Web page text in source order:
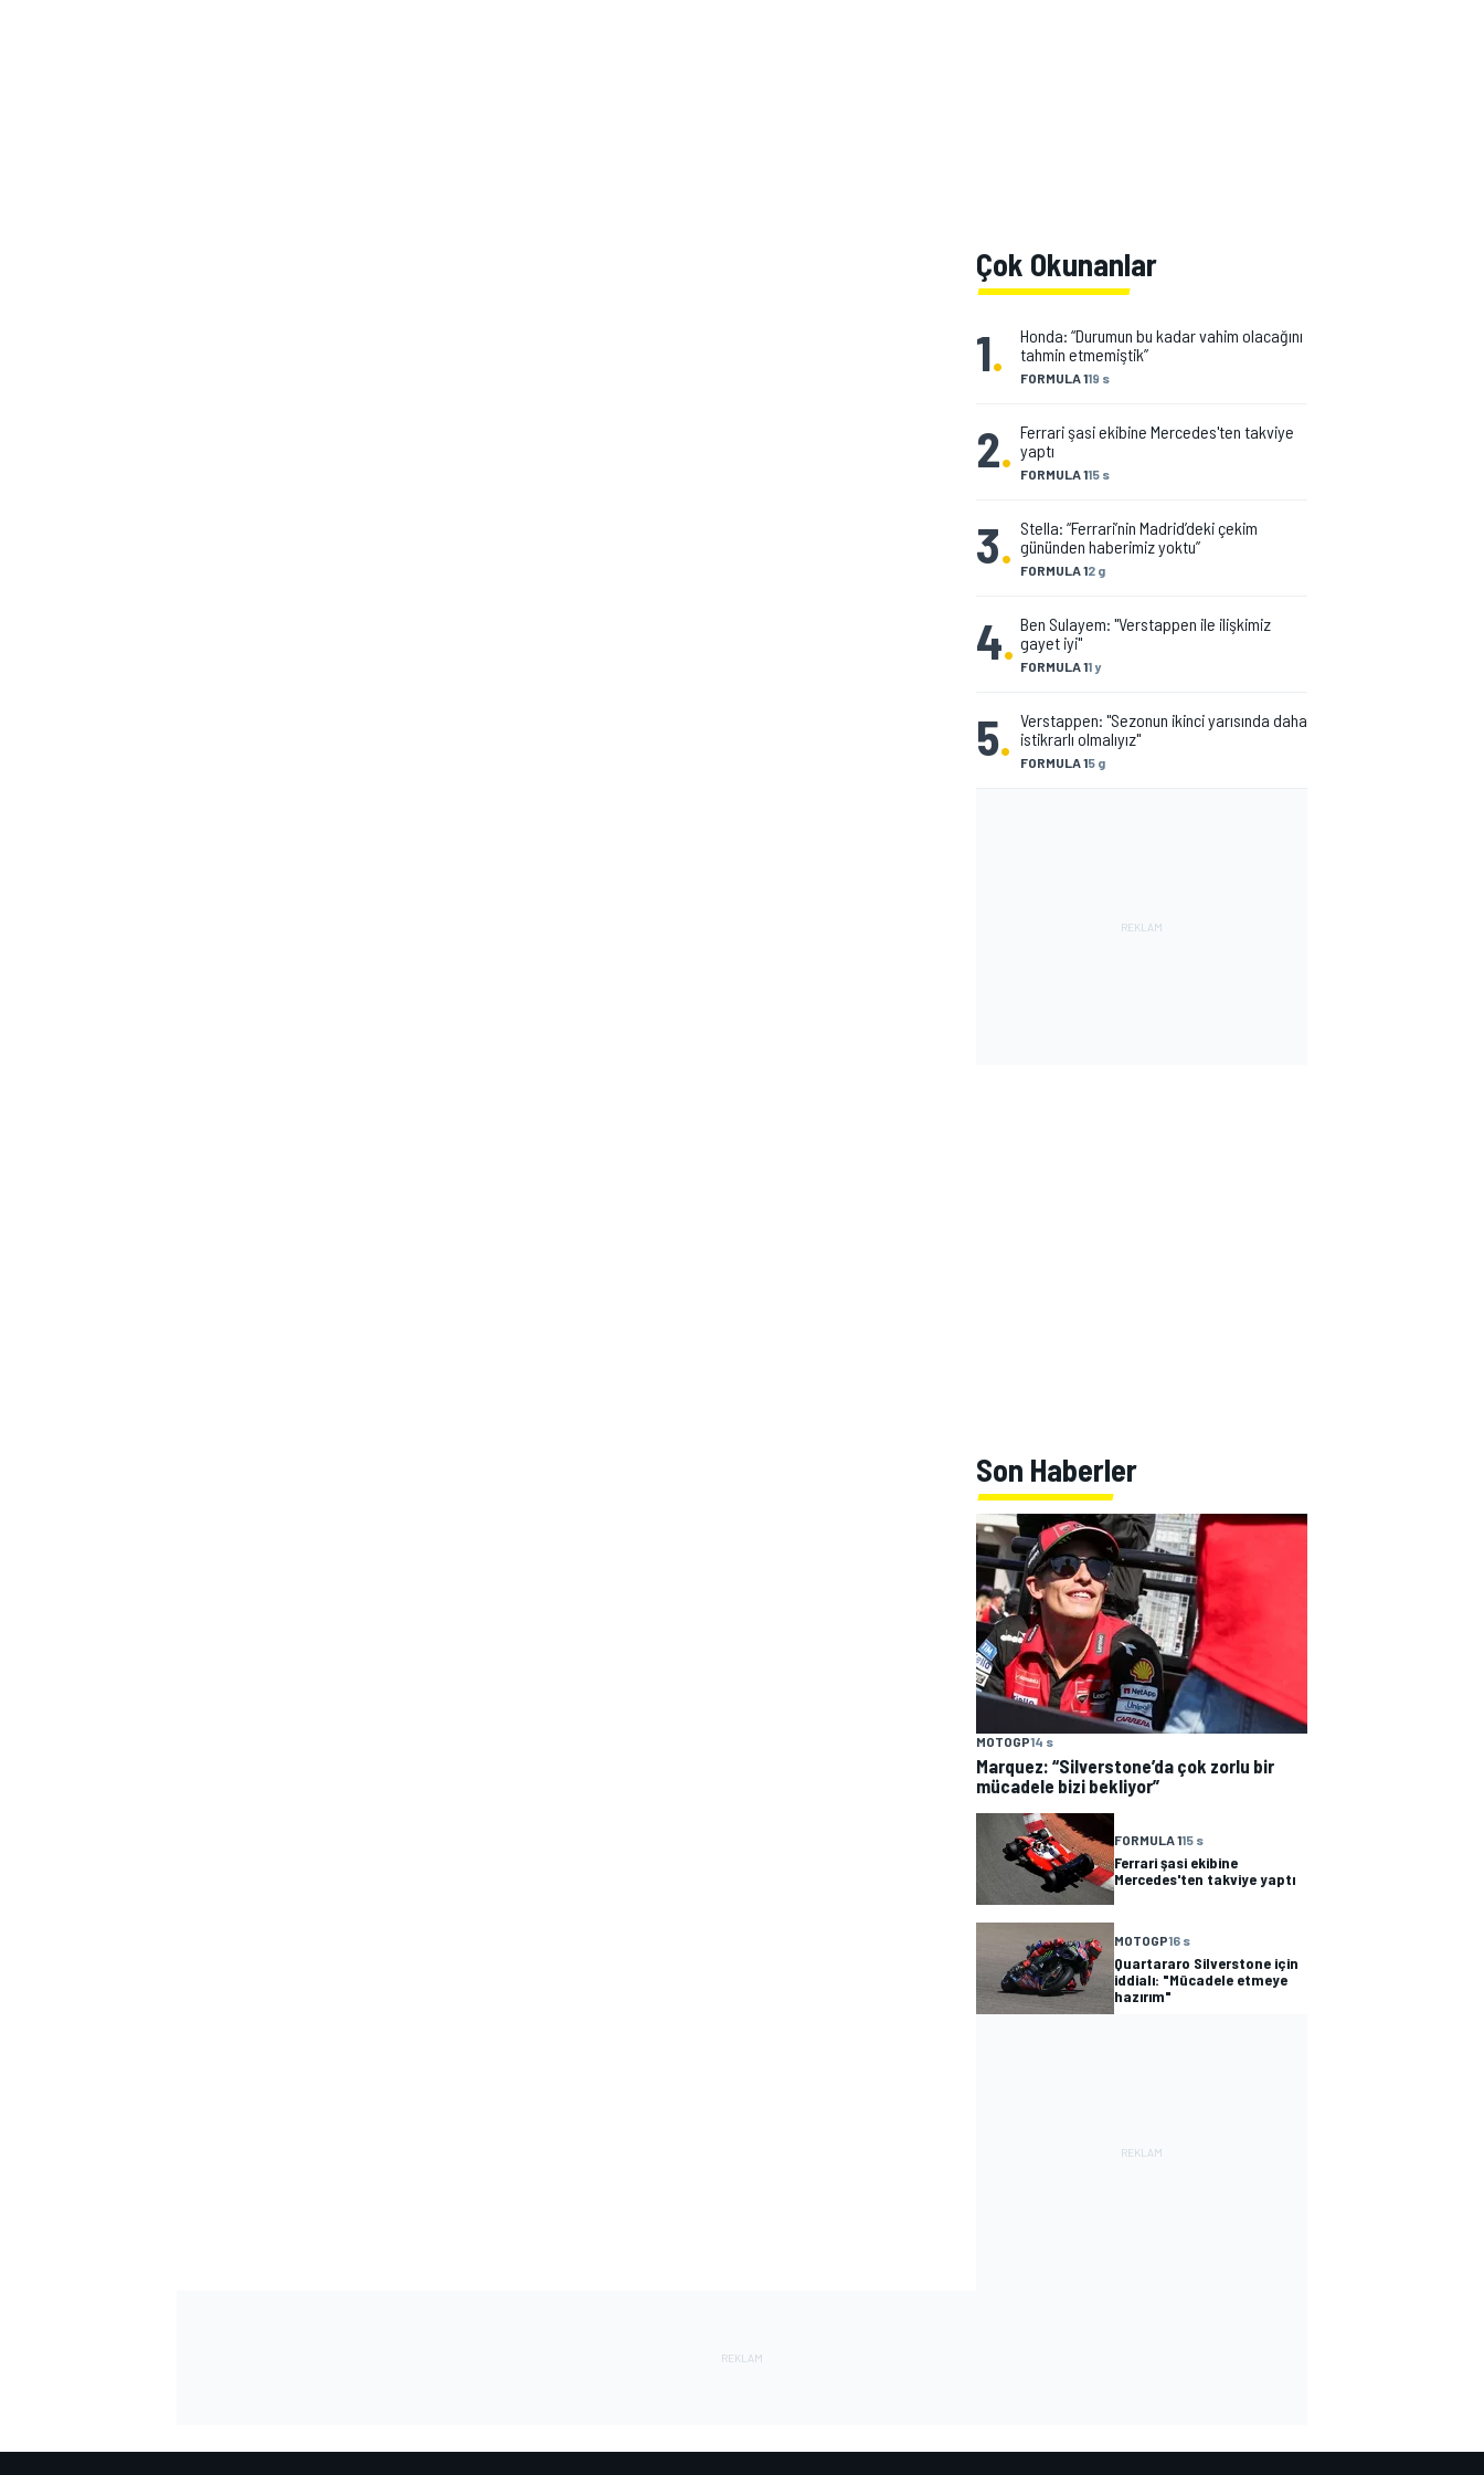
Çok Okunanlar
1. FORMULA 119 s
Honda: “Durumun bu kadar vahim olacağını
tahmin etmemiştik”
2. FORMULA 115 s
Ferrari şasi ekibine Mercedes'ten takviye
yaptı
3. FORMULA 12 g
Stella: “Ferrari’nin Madrid’deki çekim
gününden haberimiz yoktu”
4. FORMULA 11 y
Ben Sulayem: "Verstappen ile ilişkimiz
gayet iyi"
5. FORMULA 15 g
Verstappen: "Sezonun ikinci yarısında daha
istikrarlı olmalıyız"
Son Haberler
MOTOGP14 s
Marquez: “Silverstone’da çok zorlu bir
mücadele bizi bekliyor”
FORMULA 115 s
Ferrari şasi ekibine
Mercedes'ten takviye yaptı
MOTOGP16 s
Quartararo Silverstone için
iddialı: "Mücadele etmeye
hazırım"